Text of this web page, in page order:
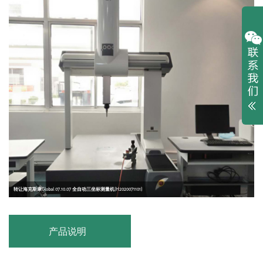
转让海克斯康Global 07.10.07 全自动三坐标测量机(H2020071101)
产品说明